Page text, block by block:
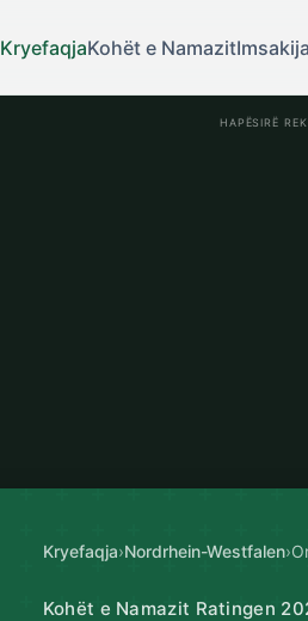
KryefaqjaKohët e Namazit
HAPËSIRË
Kryefaqja›Nordrhein-Westfalen›
Kohët e Namazit Ratingen